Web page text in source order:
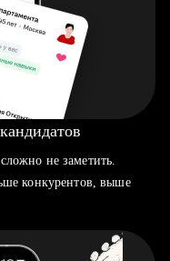
не заметить.
конкурентов, выше